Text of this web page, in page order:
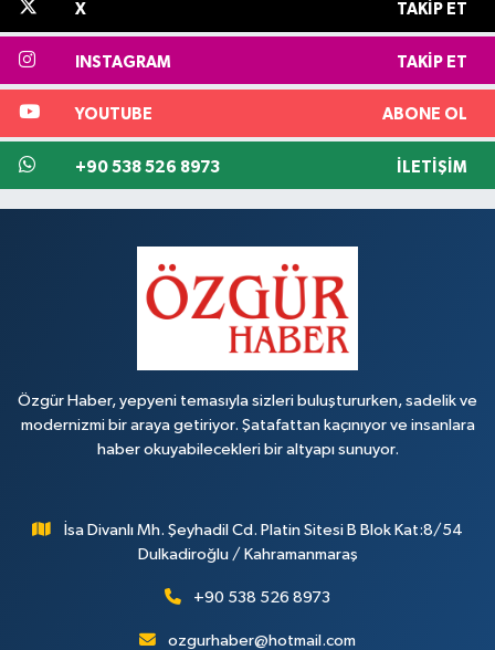
X TAKIP ET
INSTAGRAM TAKIP ET
YOUTUBE ABONE OL
+90 538 526 8973 İLETIŞIM
Özgür Haber, yepyeni temasıyla sizleri buluştururken, sadelik ve
modernizmi bir araya getiriyor. Şatafattan kaçınıyor ve insanlara
haber okuyabilecekleri bir altyapı sunuyor.
İsa Divanlı Mh. Şeyhadil Cd. Platin Sitesi B Blok Kat:8/54
Dulkadiroğlu / Kahramanmaraş
+90 538 526 8973
ozgurhaber@hotmail.com